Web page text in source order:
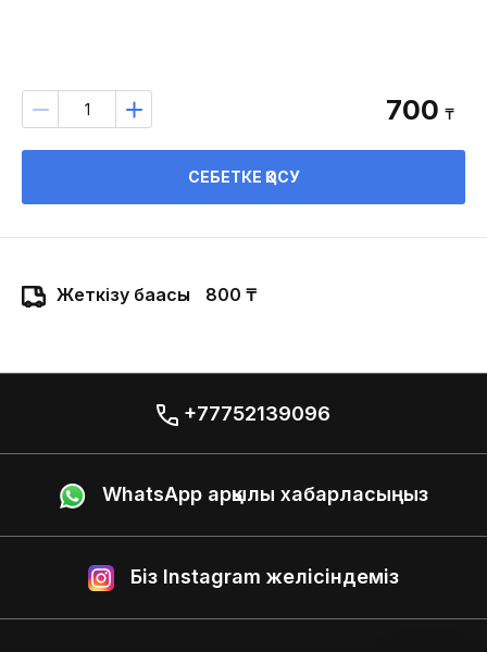
700 ₸
СЕБЕТКЕ ҚОСУ
Жеткізу бағасы 800 ₸
+77752139096
WhatsApp арқылы хабарласыңыз
Біз Instagram желісіндеміз